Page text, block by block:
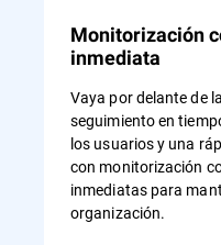
Monitorización
inmediata
Vaya por delante de
seguimiento en
los usuarios y una
con monitorización
inmediatas para
organización.